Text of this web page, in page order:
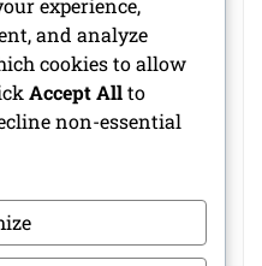
website in this
I comment.
and analyze
cookies to allow
Accept Allto
non-essential